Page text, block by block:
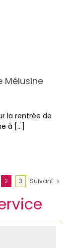
la rentrée de
à […]
2 3 Suivant